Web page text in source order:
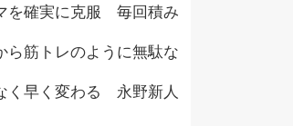
を確実に克服 毎回積み
ら筋トレのように無駄な
く早く変わる 永野新人